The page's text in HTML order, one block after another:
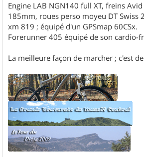
Engine LAB NGN140 full XT, freins
185mm, roues perso moyeu DT Swiss
xm 819 ; équipé d'un GPSmap 60CSx.
Forerunner 405 équipé de son cardio-
La meilleure façon de marcher ; c'est